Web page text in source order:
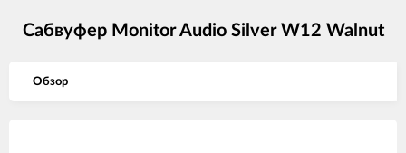
Сабвуфер Monitor Audio Silver W12 Walnut
Обзор